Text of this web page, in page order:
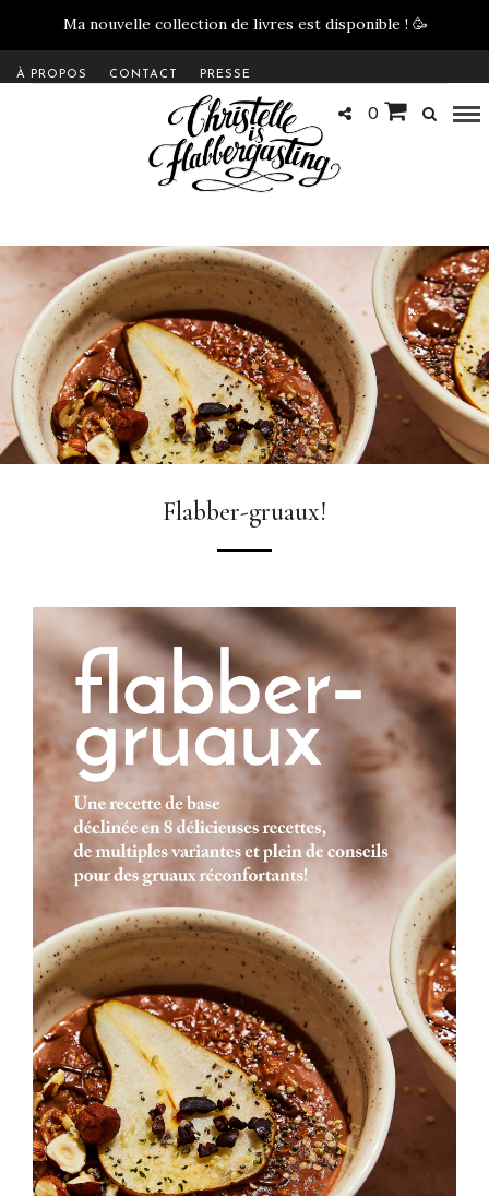
Ma nouvelle collection de livres est disponible ! 🥳
À PROPOS CONTACT PRESSE
0
Flabber-gruaux!